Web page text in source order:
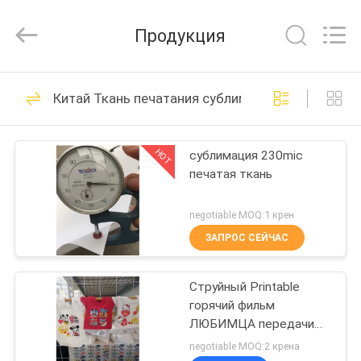
ДОМОЙ
ПРОДУКТЫ
ЭКСКУРСИЯ
ЗАВОДУ
Material
Co.,Ltd.
Reserved.
Крен стикера
винила
75
Крен стикера пола
винила
15
Продукция
Китай Ткань печатания сублимации
HOT
сублимация 230mic
печатая ткань
negotiable MOQ:1 крен
ЗАПРОС СЕЙЧАС
Струйный Printable
горячий фильм
ЛЮБИМЦА передачи
тепла корки для
negotiable MOQ:2 крена